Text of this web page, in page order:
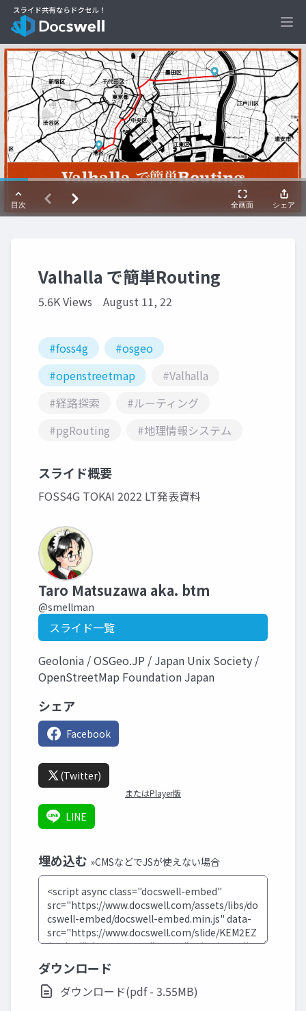
Valhalla で簡単Routing
5.6K Views August 11, 22
#foss4g
#osgeo
#openstreetmap
#Valhalla
#経路探索
#ルーティング
#pgRouting
#地理情報システム
スライド概要
FOSS4G TOKAI 2022 LT発表資料
Taro Matsuzawa aka. btm
@smellman
スライド一覧
Geolonia / OSGeo.JP / Japan Unix Society /
OpenStreetMap Foundation Japan
シェア
Facebook
(Twitter)
またはPlayer版
LINE
埋め込む »CMSなどでJSが使えない場合
ダウンロード
ダウンロード(pdf - 3.55MB)